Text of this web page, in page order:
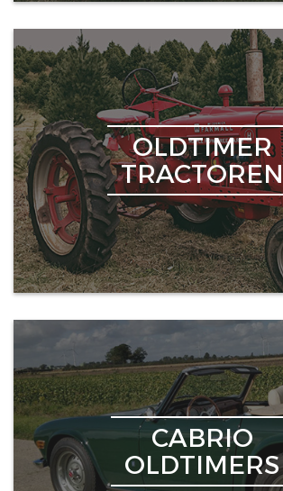
OLDTIMER
TRACTOREN
CABRIO
OLDTIMERS